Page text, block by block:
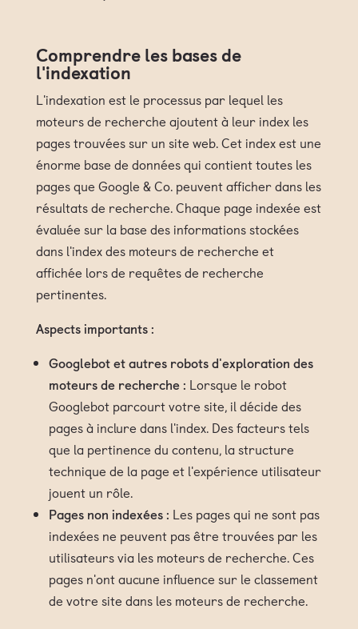
Comprendre les bases de
l'indexation
L'indexation est le processus par lequel les
moteurs de recherche ajoutent à leur index les
pages trouvées sur un site web. Cet index est une
énorme base de données qui contient toutes les
pages que Google & Co. peuvent afficher dans les
résultats de recherche. Chaque page indexée est
évaluée sur la base des informations stockées
dans l'index des moteurs de recherche et
affichée lors de requêtes de recherche
pertinentes.
Aspects importants :
Googlebot et autres robots d'exploration des
moteurs de recherche : Lorsque le robot
Googlebot parcourt votre site, il décide des
pages à inclure dans l'index. Des facteurs tels
que la pertinence du contenu, la structure
technique de la page et l'expérience utilisateur
jouent un rôle.
Pages non indexées : Les pages qui ne sont pas
indexées ne peuvent pas être trouvées par les
utilisateurs via les moteurs de recherche. Ces
pages n'ont aucune influence sur le classement
de votre site dans les moteurs de recherche.